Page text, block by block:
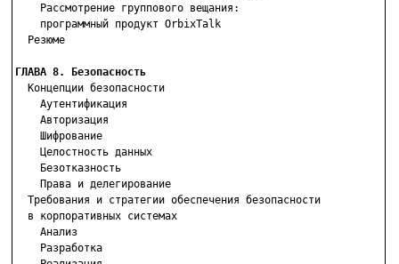
    Рассмотрение группового вещания:
    программный продукт OrbixTalk
  Резюме
ГЛАВА 8. Безопасность
Концепции безопасности
    Аутентификация
    Авторизация
    Шифрование
    Целостность данных
    Безотказность
    Права и делегирование
  Требования и стратегии обеспечения безопасности
  в корпоративных системах
    Анализ
    Разработка